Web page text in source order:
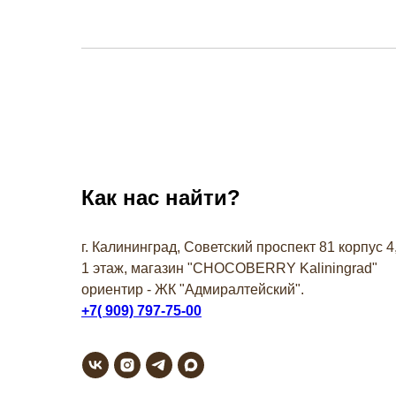
Как нас найти?
г. Калининград, Советский проспект 81 корпус
1 этаж, магазин "СHOCOBERRY Kaliningrad"
ориентир - ЖК "Адмиралтейский".
+7( 909) 797-75-00